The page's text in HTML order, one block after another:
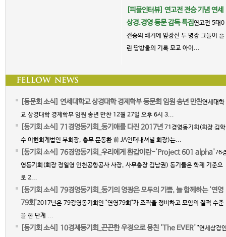
[피플인터뷰] 연고전 전승 기념 연세
상경.경영 동문 감독 특집연고전 5대0
전승의 쾌거에 앞장선 두 명장 그들이 흘
린 땀방울의 기록 모교 아이...
[동문회 소식] 연세대학교 상경대학 경제학부 동문회 임원 송년 만찬연세대학
교 상경대학 경제학부 임원 송년 만찬 12월 27일 오후 6시 3...
[동기회 소식] 71경영동기회_동기애를 다진 2017년 71경영동기회(회장 김학
수 이현회계법인 부회장, 총무 문동환 前 JA인터내셔널 회장)는...
[동기회 소식] 76경영동기회_우리에게 환갑이란-'Project 601 alpha'76
영동기회(회장 정일영 인천공항공사 사장, 사무총장 김남권) 동기들은 학제 기준으
로 2...
[동기회 소식] 79경영동기회_동기의 영광은 모두의 기쁨, 늘 함께하는 '연영
79회'2017년은 79경영동기회인 "연영79회"가 조직을 정비하고 모임의 질적 수준
을 한 단계 ...
[동기회 소식] 10경제동기회_끈끈한 우정으로 뭉친 'The EVER' "연세상경